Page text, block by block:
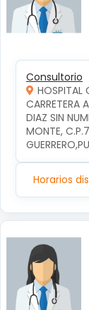
Consultorio
HOSPITAL
CARRETERA
DIAZ SIN
MONTE,
Horarios